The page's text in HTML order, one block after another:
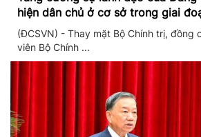
hiện dân chủ ở cơ sở trong giai
(ĐCSVN) - Thay mặt Bộ Chính trị, đồng
viên Bộ Chính ...